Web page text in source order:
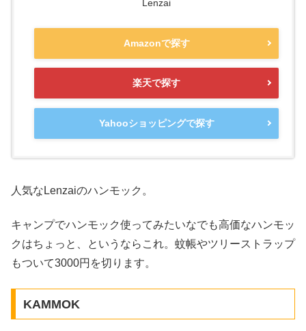
Lenzai
Amazonで探す
楽天で探す
Yahooショッピングで探す
人気なLenzaiのハンモック。
キャンプでハンモック使ってみたいなでも高価なハンモッ
クはちょっと、というならこれ。蚊帳やツリーストラップ
もついて3000円を切ります。
KAMMOK